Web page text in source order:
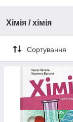
Хімія / хімія
Сортування